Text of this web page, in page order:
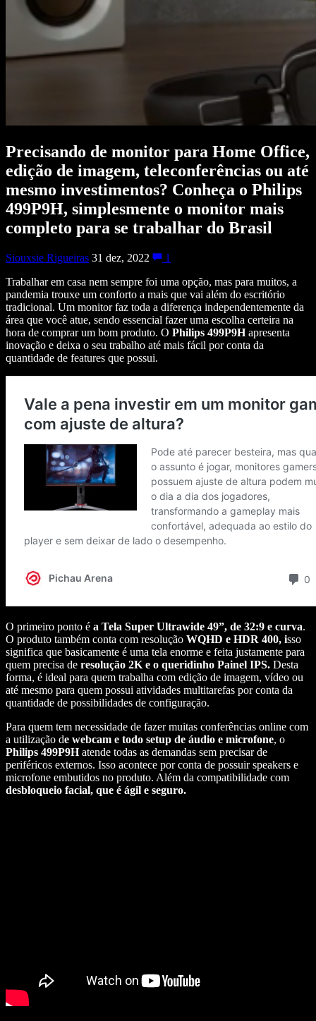
Precisando de monitor para Home Office,
edição de imagem, teleconferências ou até
mesmo investimentos? Conheça o Philips
499P9H, simplesmente o monitor mais
completo para se trabalhar do Brasil
Siouxsie Rigueiras 31 dez, 2022
1
Trabalhar em casa nem sempre foi uma opção, mas para muitos, a
pandemia trouxe um conforto a mais que vai além do escritório
tradicional. Um monitor faz toda a diferença independentemente da
área que você atue, sendo essencial fazer uma escolha certeira na
hora de comprar um bom produto. O Philips 499P9Hapresenta
inovação e deixa o seu trabalho até mais fácil por conta da
quantidade de features que possui.
O primeiro ponto é a Tela Super Ultrawide 49”, de 32:9 e curva.
O produto também conta com resolução WQHD e HDR 400, isso
significa que basicamente é uma tela enorme e feita justamente para
quem precisa de resolução 2K e o queridinho Painel IPS. Desta
forma, é ideal para quem trabalha com edição de imagem, vídeo ou
até mesmo para quem possui atividades multitarefas por conta da
quantidade de possibilidades de configuração.
Para quem tem necessidade de fazer muitas conferências online com
a utilização de webcam e todo setup de áudio e microfone, o
Philips 499P9Hatende todas as demandas sem precisar de
periféricos externos. Isso acontece por conta de possuir speakers e
microfone embutidos no produto. Além da compatibilidade com
desbloqueio facial, que é ágil e seguro.